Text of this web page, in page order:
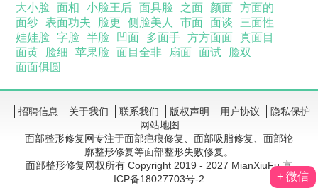
大小脸
面相 小脸王后 面具脸 之面 颜面
方面的
面纱
表面功夫 脸更 侧脸美人 市面 面谈
三面性
娃娃脸
字脸 半脸 凹面 多面手 方方面面
真面目
面黄
脸细 苹果脸 面目全非 扇面 面试
脸双
面面俱圆
招聘信息 关于我们 联系我们 版权声明 用户协议
隐私保护
网站地图
面部整形修复网专注于面部疤痕修复、面部吸脂修复、面部轮
廓整形修复等面部整形失败修复。
面部整形修复网权所有 Copyright 2019 - 2027 MianXiuFu 京
ICP备18027703号-2
+ 微信